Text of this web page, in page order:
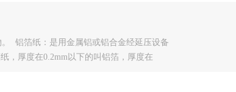
铝箔纸：是用金属铝或铝合金经延压设备
，厚度在0.2mm以下的叫铝箔，厚度在